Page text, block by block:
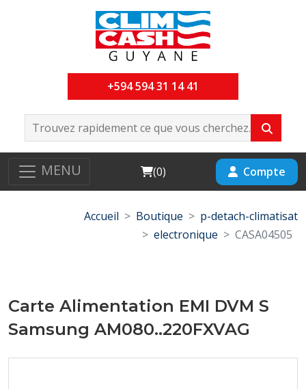
+594 594 31 14 41
MENU Cart
(0) Compte
Accueil Boutique
p-detach-climatisat
electronique
CASA04505
Carte Alimentation EMI DVM S
Samsung AM080..220FXVAG